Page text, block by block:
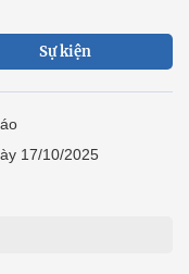
Sự kiện
17/10/2025